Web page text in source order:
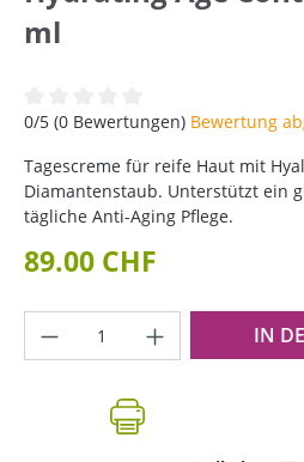
ml
Durchschnittliche Bewertung von 0
0/5 (0 Bewertungen) Bewertung
Tagescreme für reife Haut mit
Diamantenstaub. Unterstützt ein
tägliche Anti-Aging Pflege.
89.00 CHF
Produkt Anzahl: Gib
IN